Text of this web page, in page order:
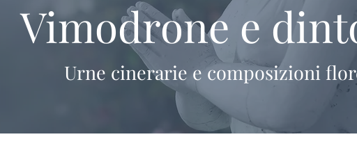
Vimodrone e
Urne cinerarie e composizioni